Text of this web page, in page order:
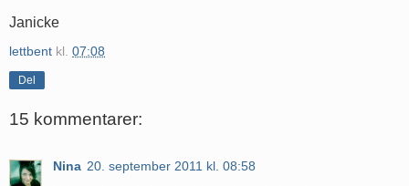
Janicke
lettbent kl. 07:08
Del
15 kommentarer:
Nina 20. september 2011 kl. 08:58